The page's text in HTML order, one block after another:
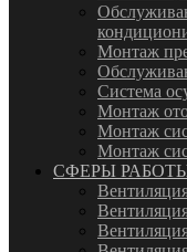
Монтаж
Система
Монтаж
Монтаж
Монтаж
СФЕРЫ